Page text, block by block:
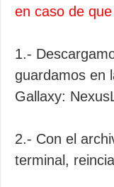
en caso de
1.-
guardamos en
Gallaxy:
2.- Con el
terminal,